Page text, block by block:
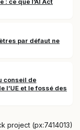
: ce que l’AI Act
par défaut ne
conseil de
l’UE et le fossé des
project (px:7414013)